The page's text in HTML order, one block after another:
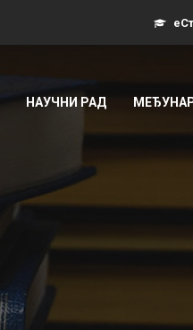
НАУЧНИ РАД